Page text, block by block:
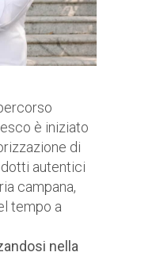
è iniziato
di
autentici
campana,
tempo a
nella